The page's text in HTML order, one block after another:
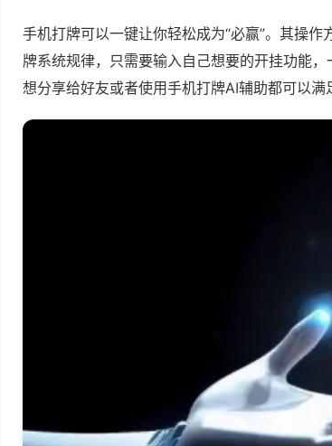
手机打牌可以一键让你轻松成为“必赢”。其操
牌系统规律，只需要输入自己想要的开挂功能
想分享给好友或者使用手机打牌AI辅助都可以满